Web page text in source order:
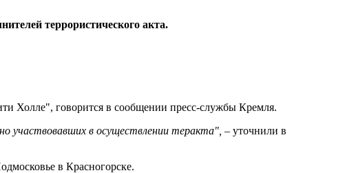
террористического акта.
Холле", говорится в сообщении пресс-службы Кремля.
участвовавших в осуществлении теракта", – уточнили в
в Красногорске.